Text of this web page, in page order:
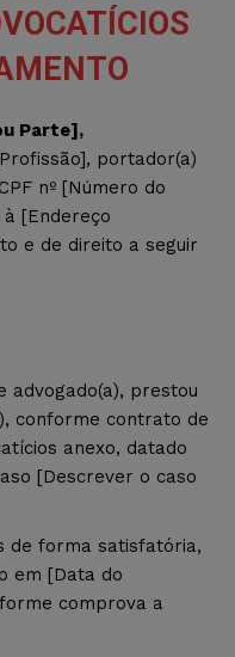
Parte],
portador(a)
nº [Número do
à [Endereço
e de direito a seguir
advogado(a), prestou
conforme contrato de
anexo, datado
[Descrever o caso
de forma satisfatória,
em [Data do
comprova a